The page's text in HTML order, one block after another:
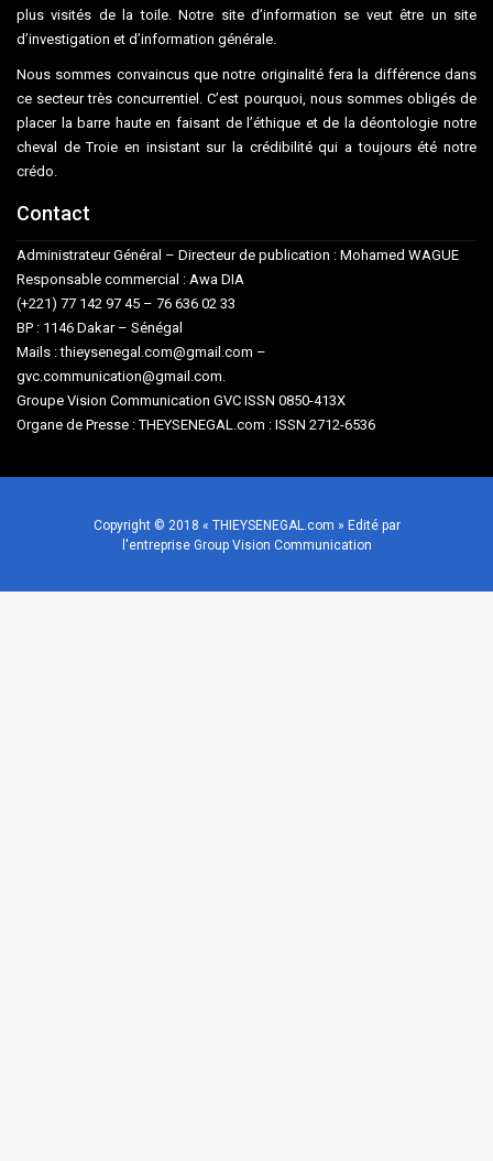
plus visités de la toile. Notre site d’information se veut être un site
d’investigation et d’information générale.
Nous sommes convaincus que notre originalité fera la différence dans
ce secteur très concurrentiel. C’est pourquoi, nous sommes obligés de
placer la barre haute en faisant de l’éthique et de la déontologie notre
cheval de Troie en insistant sur la crédibilité qui a toujours été notre
crédo.
Contact
Administrateur Général – Directeur de publication : Mohamed WAGUE
Responsable commercial : Awa DIA
(+221) 77 142 97 45 – 76 636 02 33
BP : 1146 Dakar – Sénégal
Mails : thieysenegal.com@gmail.com –
gvc.communication@gmail.com.
Groupe Vision Communication GVC ISSN 0850-413X
Organe de Presse : THEYSENEGAL.com : ISSN 2712-6536
Copyright © 2018 « THIEYSENEGAL.com » Edité par
l'entreprise Group Vision Communication